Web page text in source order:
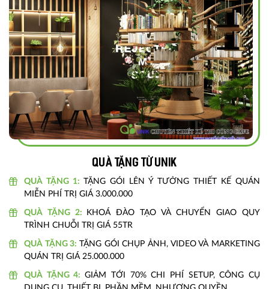
Quà tặng từ unik
QUÀ TẶNG 1: TẶNG GÓI LÊN Ý TƯỞNG THIẾT KẾ QUÁN
MIỄN PHÍ TRỊ GIÁ 3.000.000
QUÀ TẶNG 2:
KHOÁ ĐÀO TẠO VÀ CHUYỂN GIAO QUY
TRÌNH CHUỖI TRỊ GIÁ 55TR
QUÀ TẶNG 3: TẶNG GÓI CHỤP ẢNH, VIDEO VÀ MARKETING
QUÁN TRỊ GIÁ 25.000.000
QUÀ TẶNG 4:GIẢM TỚI 70% CHI PHÍ SETUP, CÔNG CỤ